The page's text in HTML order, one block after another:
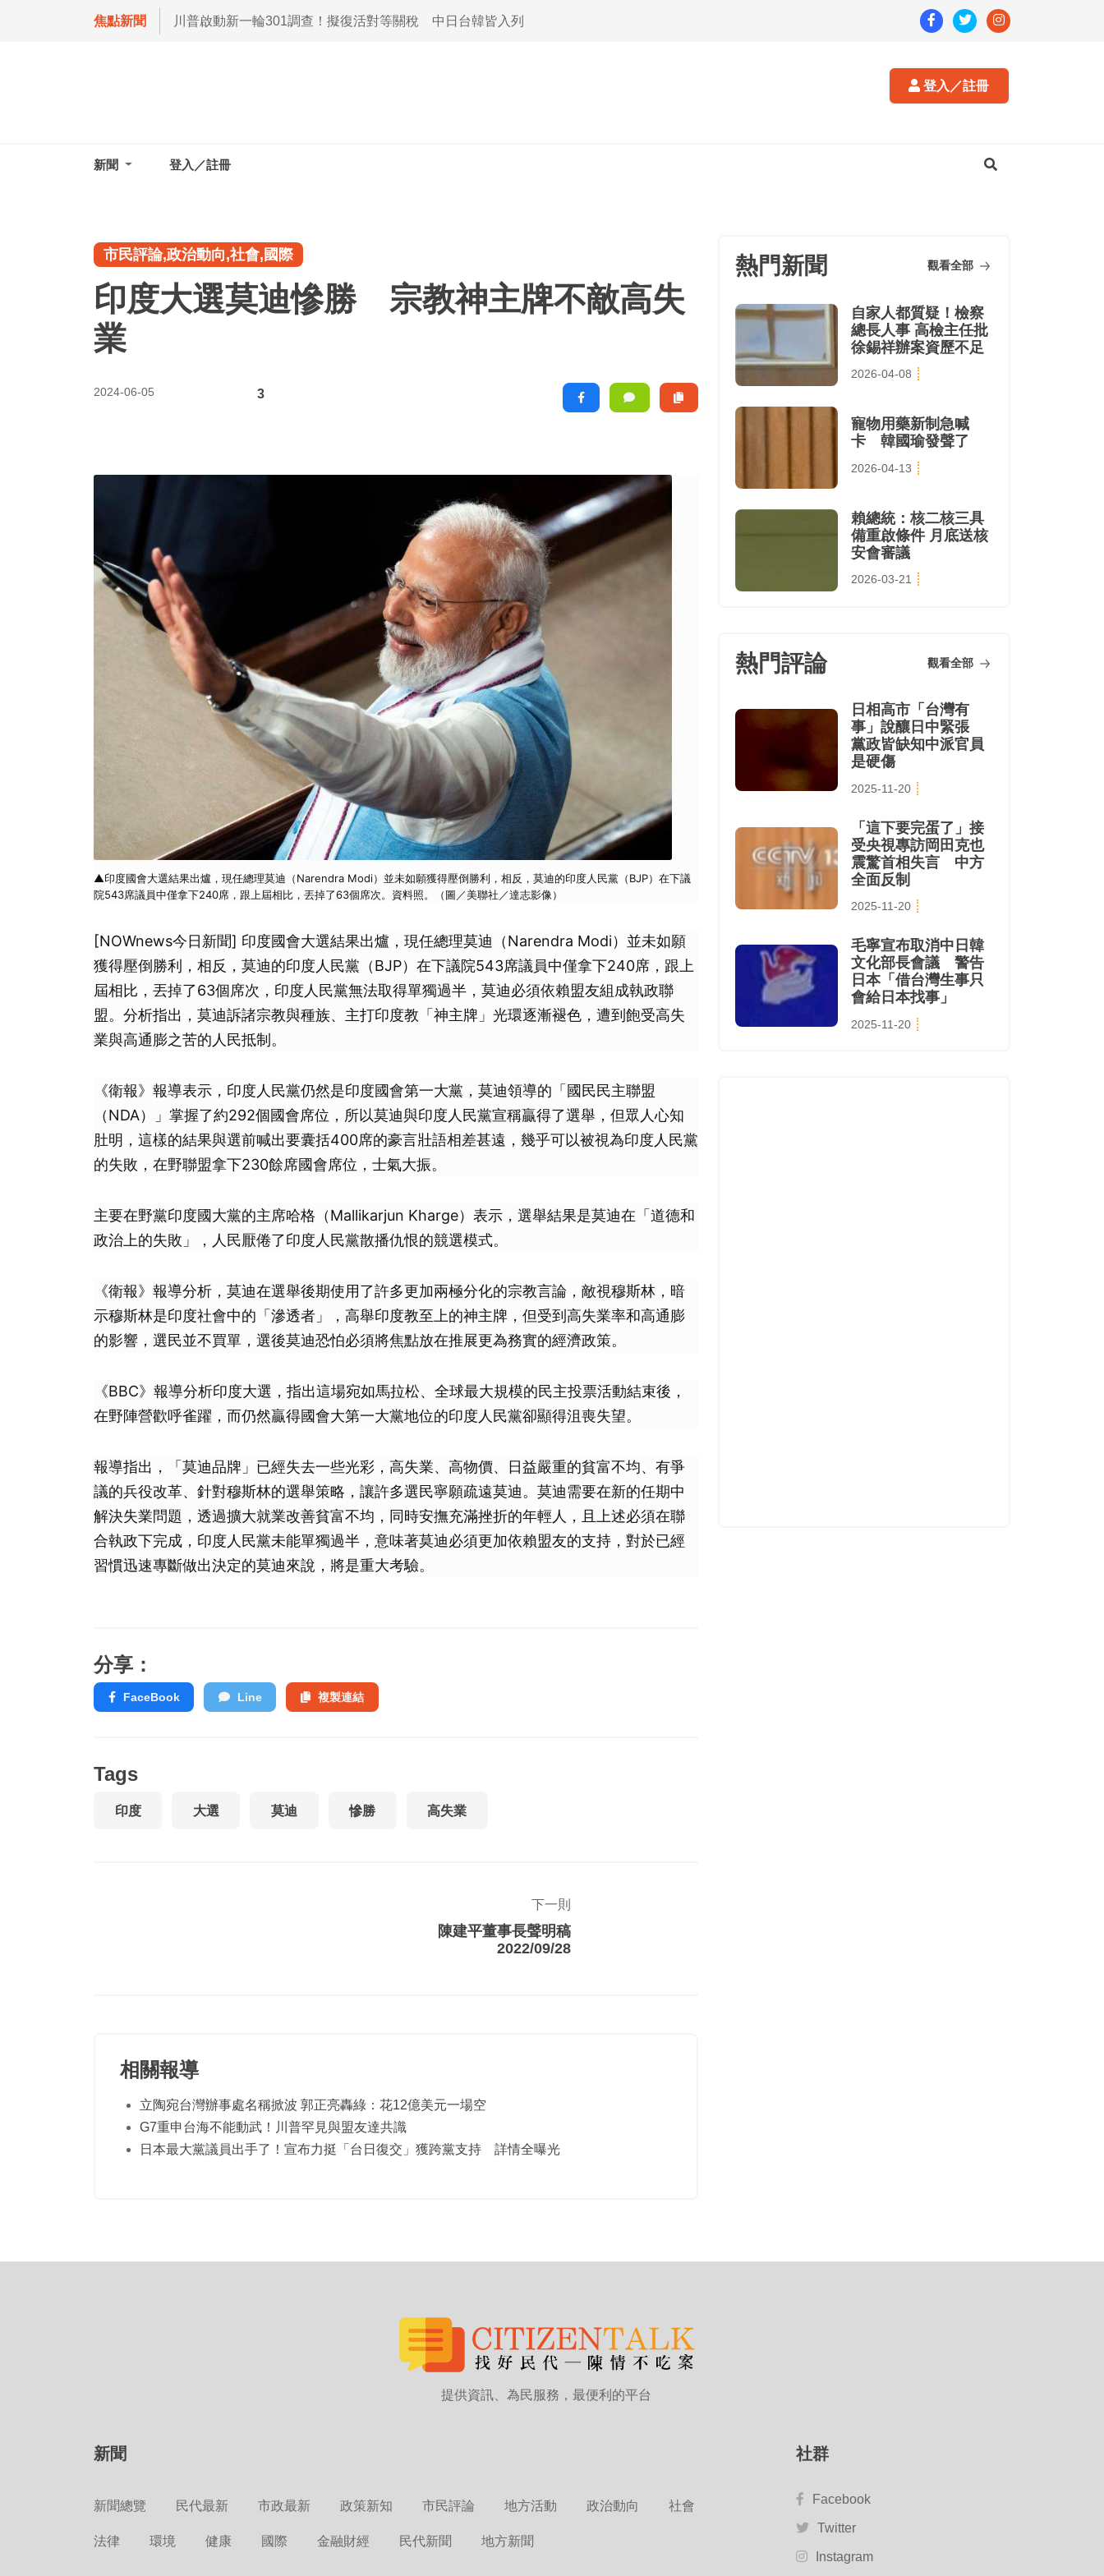
焦點新聞 川普啟動新一輪301調查！擬復活對等關稅 中日台韓皆入列
登入／註冊
新聞 登入／註冊
市民評論,政治動向,社會,國際
印度大選莫迪慘勝 宗教神主牌不敵高失
業
2024-06-05 3
▲印度國會大選結果出爐，現任總理莫迪（Narendra Modi）並未如願獲得壓倒勝利，相反，莫迪的印度人民黨（BJP）在下議
院543席議員中僅拿下240席，跟上屆相比，丟掉了63個席次。資料照。（圖／美聯社／達志影像）
[NOWnews今日新聞] 印度國會大選結果出爐，現任總理莫迪（Narendra Modi）並未如願
獲得壓倒勝利，相反，莫迪的印度人民黨（BJP）在下議院543席議員中僅拿下240席，跟上
屆相比，丟掉了63個席次，印度人民黨無法取得單獨過半，莫迪必須依賴盟友組成執政聯
盟。分析指出，莫迪訴諸宗教與種族、主打印度教「神主牌」光環逐漸褪色，遭到飽受高失
業與高通膨之苦的人民抵制。
《衛報》報導表示，印度人民黨仍然是印度國會第一大黨，莫迪領導的「國民民主聯盟
（NDA）」掌握了約292個國會席位，所以莫迪與印度人民黨宣稱贏得了選舉，但眾人心知
肚明，這樣的結果與選前喊出要囊括400席的豪言壯語相差甚遠，幾乎可以被視為印度人民黨
的失敗，在野聯盟拿下230餘席國會席位，士氣大振。
主要在野黨印度國大黨的主席哈格（Mallikarjun Kharge）表示，選舉結果是莫迪在「道德和
政治上的失敗」，人民厭倦了印度人民黨散播仇恨的競選模式。
《衛報》報導分析，莫迪在選舉後期使用了許多更加兩極分化的宗教言論，敵視穆斯林，暗
示穆斯林是印度社會中的「滲透者」，高舉印度教至上的神主牌，但受到高失業率和高通膨
的影響，選民並不買單，選後莫迪恐怕必須將焦點放在推展更為務實的經濟政策。
《BBC》報導分析印度大選，指出這場宛如馬拉松、全球最大規模的民主投票活動結束後，
在野陣營歡呼雀躍，而仍然贏得國會大第一大黨地位的印度人民黨卻顯得沮喪失望。
報導指出，「莫迪品牌」已經失去一些光彩，高失業、高物價、日益嚴重的貧富不均、有爭
議的兵役改革、針對穆斯林的選舉策略，讓許多選民寧願疏遠莫迪。莫迪需要在新的任期中
解決失業問題，透過擴大就業改善貧富不均，同時安撫充滿挫折的年輕人，且上述必須在聯
合執政下完成，印度人民黨未能單獨過半，意味著莫迪必須更加依賴盟友的支持，對於已經
習慣迅速專斷做出決定的莫迪來說，將是重大考驗。
分享：
FaceBook Line 複製連結
Tags
印度 大選 莫迪 慘勝 高失業
下一則
陳建平董事長聲明稿
2022/09/28
相關報導
立陶宛台灣辦事處名稱掀波 郭正亮轟綠：花12億美元一場空
G7重申台海不能動武！川普罕見與盟友達共識
日本最大黨議員出手了！宣布力挺「台日復交」獲跨黨支持 詳情全曝光
熱門新聞 觀看全部
自家人都質疑！檢察
總長人事 高檢主任批
徐錫祥辦案資歷不足
2026-04-08
寵物用藥新制急喊
卡 韓國瑜發聲了
2026-04-13
賴總統：核二核三具
備重啟條件 月底送核
安會審議
2026-03-21
熱門評論 觀看全部
日相高市「台灣有
事」說釀日中緊張
黨政皆缺知中派官員
是硬傷
2025-11-20
「這下要完蛋了」接
受央視專訪岡田克也
震驚首相失言 中方
全面反制
2025-11-20
毛寧宣布取消中日韓
文化部長會議 警告
日本「借台灣生事只
會給日本找事」
2025-11-20
提供資訊、為民服務，最便利的平台
新聞
新聞總覽 民代最新 市政最新 政策新知 市民評論 地方活動 政治動向 社會
法律 環境 健康 國際 金融財經 民代新聞 地方新聞
社群
Facebook
Twitter
Instagram